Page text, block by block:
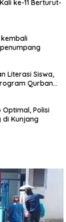
ke-11 Berturut-
kembali
Literasi Siswa,
Qurban
Optimal, Polisi
di Kunjang